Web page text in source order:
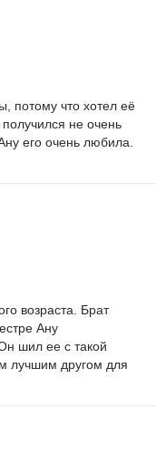
потому что хотел её
не очень
его очень любила.
возраста. Брат
Ану
шил ее с такой
лучшим другом для